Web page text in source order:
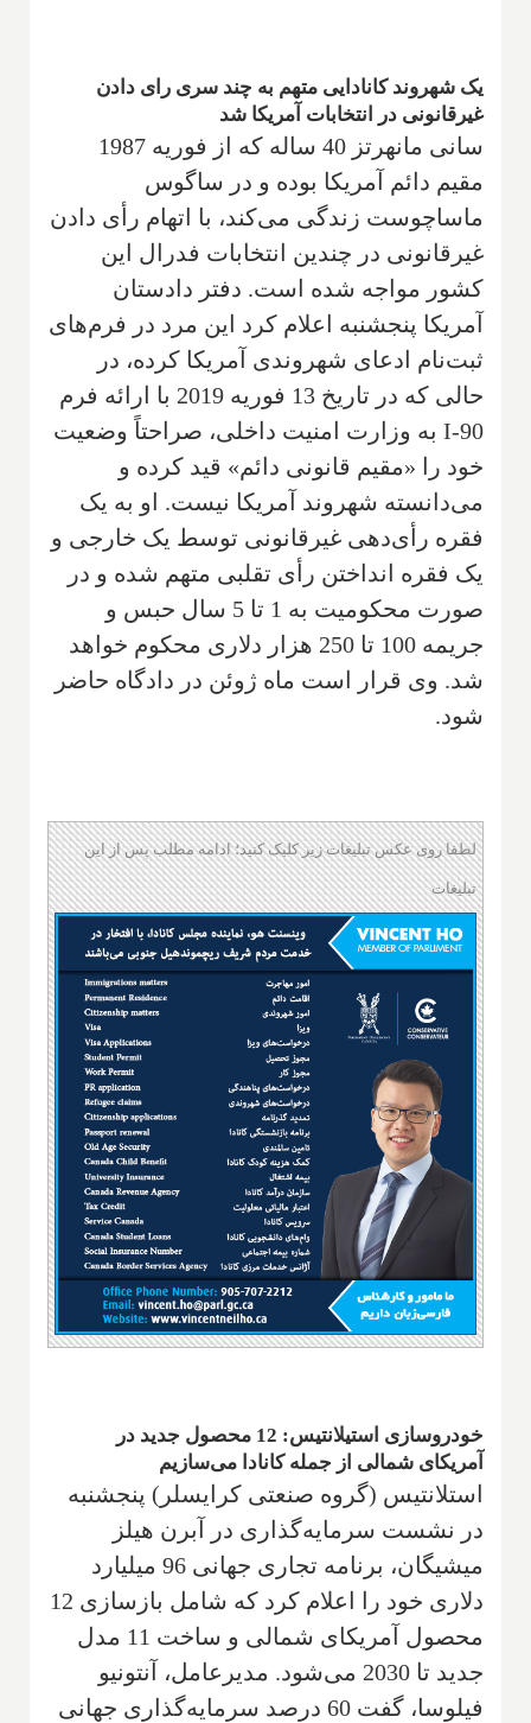
یک شهروند کانادایی متهم به چند سری رای دادن
غیرقانونی در انتخابات آمریکا شد
سانی مانهرتز 40 ساله که از فوریه 1987
مقیم دائم آمریکا بوده و در ساگوس
ماساچوست زندگی می‌کند، با اتهام رأی دادن
غیرقانونی در چندین انتخابات فدرال این
کشور مواجه شده است. دفتر دادستان
آمریکا پنجشنبه اعلام کرد این مرد در فرم‌های
ثبت‌نام ادعای شهروندی آمریکا کرده، در
حالی که در تاریخ 13 فوریه 2019 با ارائه فرم
I-90 به وزارت امنیت داخلی، صراحتاً وضعیت
خود را «مقیم قانونی دائم» قید کرده و
می‌دانسته شهروند آمریکا نیست. او به یک
فقره رأی‌دهی غیرقانونی توسط یک خارجی و
یک فقره انداختن رأی تقلبی متهم شده و در
صورت محکومیت به 1 تا 5 سال حبس و
جریمه 100 تا 250 هزار دلاری محکوم خواهد
شد. وی قرار است ماه ژوئن در دادگاه حاضر
شود.
لطفا روی عکس تبلیغات زیر کلیک کنید؛ ادامه مطلب پس از این
تبلیغات
خودروسازی استیلانتیس: 12 محصول جدید در
آمریکای شمالی از جمله کانادا می‌سازیم
استلانتیس (گروه صنعتی کرایسلر) پنجشنبه
در نشست سرمایه‌گذاری در آبرن هیلز
میشیگان، برنامه تجاری جهانی 96 میلیارد
دلاری خود را اعلام کرد که شامل بازسازی 12
محصول آمریکای شمالی و ساخت 11 مدل
جدید تا 2030 می‌شود. مدیرعامل، آنتونیو
فیلوسا، گفت 60 درصد سرمایه‌گذاری جهانی